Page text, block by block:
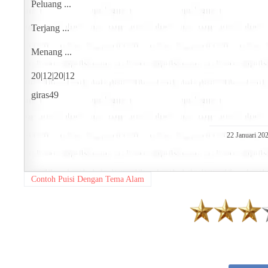
Peluang ...
Terjang ...
Menang ...
20|12|20|12
giras49
22 Januari
Contoh Puisi Dengan Tema Alam